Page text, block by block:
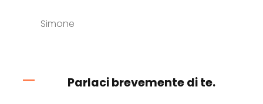
Simone
Parlaci brevemente di te.